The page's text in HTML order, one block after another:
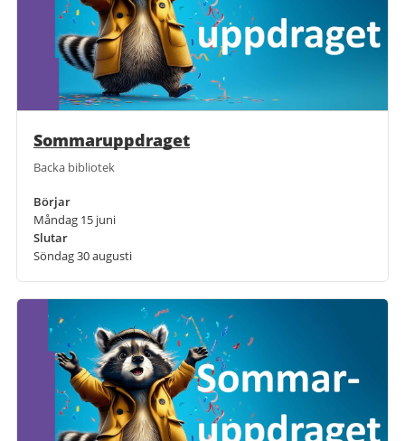
Sommaruppdraget
Backa bibliotek
Börjar
Måndag 15 juni
Slutar
Söndag 30 augusti